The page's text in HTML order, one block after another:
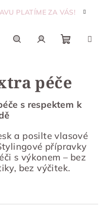
PLATÍME ZA VÁS!
košík
péče
s respektem k
a posilte vlasové
přípravky
s výkonem – bez
bez výčitek.